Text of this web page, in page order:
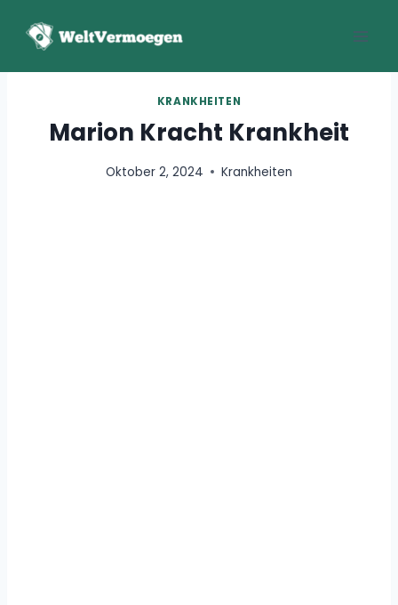
Inhalt
KRANKHEITEN
Marion Kracht Krankheit
Oktober 2, 2024 Krankheiten